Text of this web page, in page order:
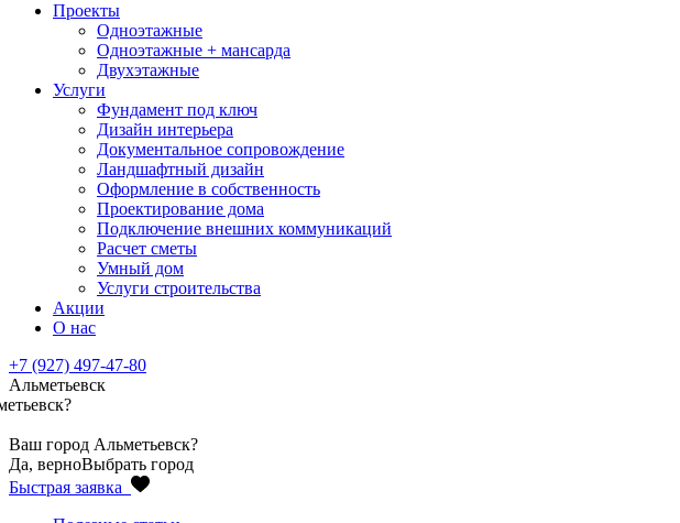
Проекты
Одноэтажные
Одноэтажные + мансарда
Двухэтажные
Услуги
Фундамент под ключ
Дизайн интерьера
Документальное сопровождение
Ландшафтный дизайн
Оформление в собственность
Проектирование дома
Подключение внешних коммуникаций
Расчет сметы
Умный дом
Услуги строительства
Акции
О нас
+7 (927) 497-47-80
Альметьевск
?
Ваш город Альметьевск?
Да, верноВыбрать город
Быстрая заявка